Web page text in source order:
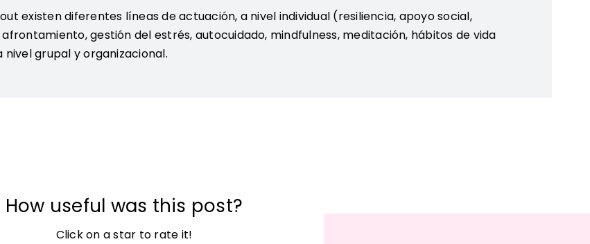
existen diferentes líneas de actuación, a nivel individual (resiliencia, apoyo social,
gestión del estrés, autocuidado, mindfulness, meditación, hábitos de vida
nivel grupal y organizacional.
How useful was this post?
Click on a star to rate it!